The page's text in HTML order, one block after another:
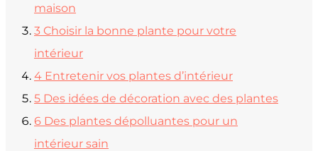
maison
3 Choisir la bonne plante pour votre
intérieur
4 Entretenir vos plantes d’intérieur
5 Des idées de décoration avec des plantes
6 Des plantes dépolluantes pour un
intérieur sain